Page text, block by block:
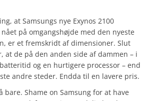
at Samsungs nye Exynos 2100
på omgangshøjde med den nyeste
er et fremskridt af dimensioner. Slut
at de på den anden side af dammen – i
og en hurtigere processor – end
andre steder. Endda til en lavere pris.
bare. Shame on Samsung for at have